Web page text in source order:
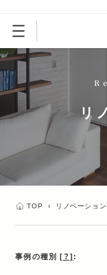
リ
TOP › リノベーション
事例の種別 [？]